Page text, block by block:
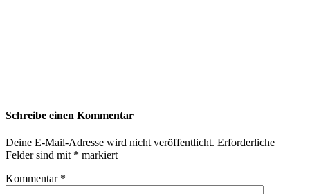
Schreibe einen Kommentar
Deine E-Mail-Adresse wird nicht veröffentlicht. Erforderliche
Felder sind mit * markiert
Kommentar *